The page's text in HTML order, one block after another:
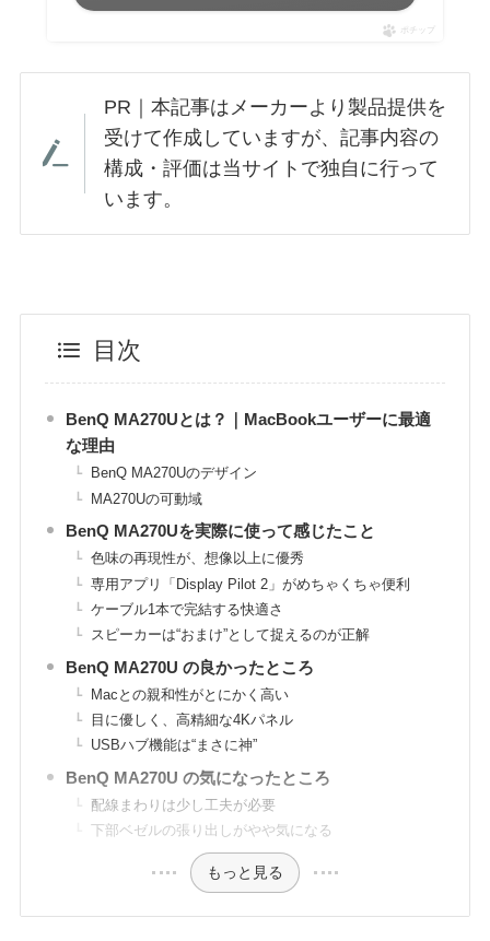
ポチップ
PR｜本記事はメーカーより製品提供を
受けて作成していますが、記事内容の
構成・評価は当サイトで独自に行って
います。
目次
BenQ MA270Uとは？｜MacBookユーザーに最適
な理由
BenQ MA270Uのデザイン
MA270Uの可動域
BenQ MA270Uを実際に使って感じたこと
色味の再現性が、想像以上に優秀
専用アプリ「Display Pilot 2」がめちゃくちゃ便利
ケーブル1本で完結する快適さ
スピーカーは“おまけ”として捉えるのが正解
BenQ MA270U の良かったところ
Macとの親和性がとにかく高い
目に優しく、高精細な4Kパネル
USBハブ機能は“まさに神”
BenQ MA270U の気になったところ
配線まわりは少し工夫が必要
下部ベゼルの張り出しがやや気になる
もっと見る